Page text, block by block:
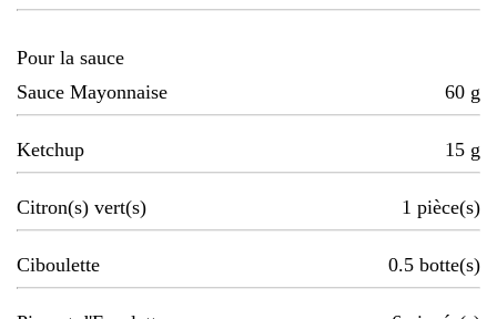
Pour la sauce
Sauce Mayonnaise
60 g
Ketchup 15 g
Citron(s) vert(s) 1 pièce(s)
Ciboulette 0.5 botte(s)